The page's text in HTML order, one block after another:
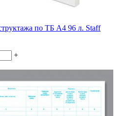
по ТБ А4 96 л. Staff
+